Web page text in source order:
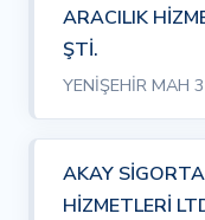
ARACILIK
ŞTİ.
YENİŞEHİR MAH
AKAY
HİZMETLERİ